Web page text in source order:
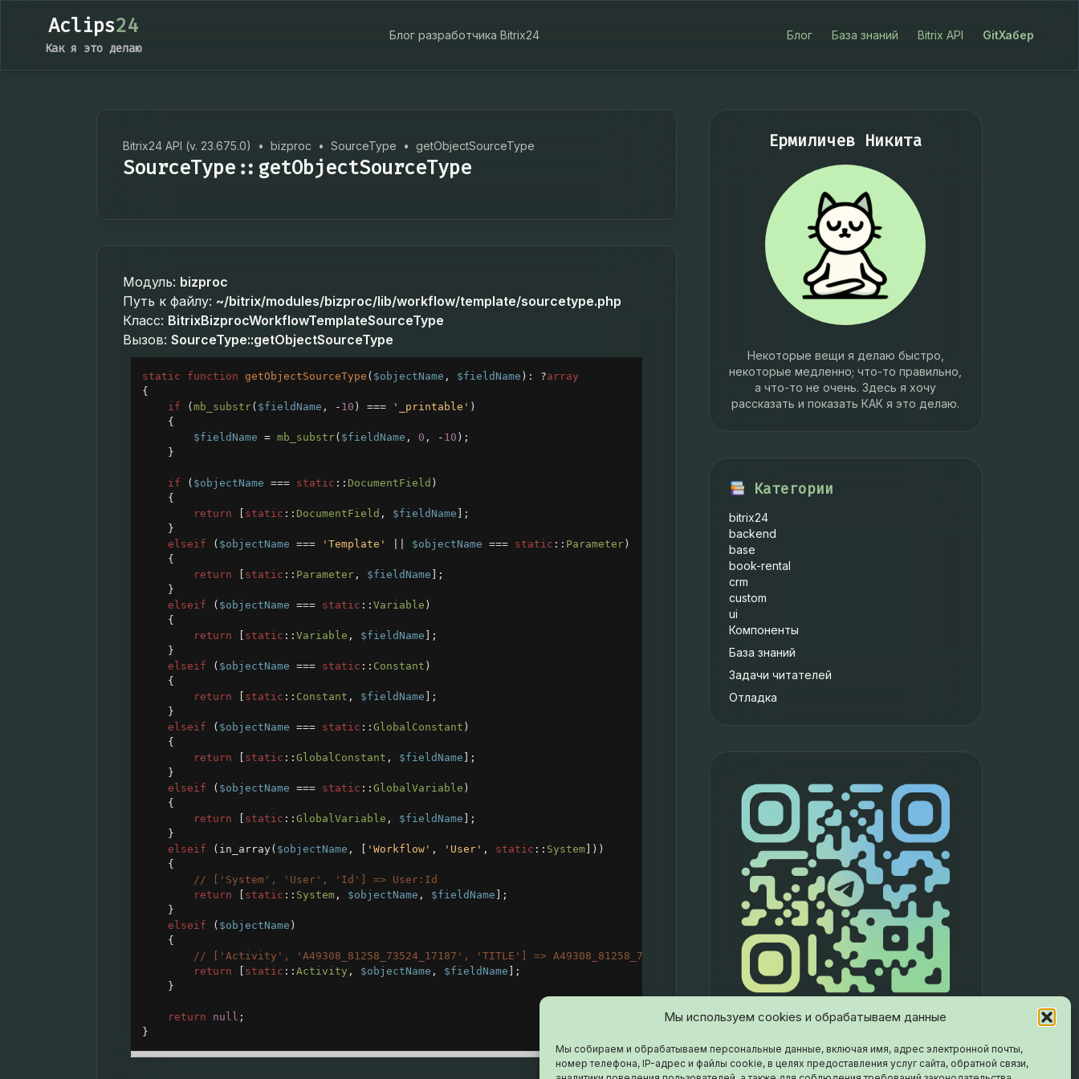
Мы используем cookies и обрабатываем данные
Мы собираем и обрабатываем персональные данные, включая имя, адрес электронной почты,
номер телефона, IP-адрес и файлы cookie, в целях предоставления услуг сайта, обратной связи,
Aclips24
Как я это делаю
Блог разработчика Bitrix24 Блог База знаний Bitrix API GitХабер
Bitrix24 API (v. 23.675.0) • bizproc • SourceType • getObjectSourceType
SourceType::getObjectSourceType
Модуль: bizproc
Путь к файлу: ~/bitrix/modules/bizproc/lib/workflow/template/sourcetype.php
Класс: BitrixBizprocWorkflowTemplateSourceType
Вызов: SourceType::getObjectSourceType
static function getObjectSourceType ( $objectName , $fieldName ): ?array
{
if ( mb_substr( $fieldName , - 10 ) === '_printable' )
{
$fieldName = mb_substr( $fieldName , 0 , - 10 );
}
if ( $objectName === static :: DocumentField )
{
return
static :: DocumentField , $fieldName ];
}
elseif ( $objectName === 'Template' $objectName === static :: Parameter )
{
return
static :: Parameter , $fieldName ];
}
elseif ( $objectName === static :: Variable )
{
return
static :: Variable , $fieldName ];
}
elseif ( $objectName === static :: Constant )
{
return
static :: Constant , $fieldName ];
}
elseif ( $objectName === static :: GlobalConstant )
{
return
static :: GlobalConstant , $fieldName ];
}
elseif ( $objectName === static :: GlobalVariable )
{
return
static :: GlobalVariable , $fieldName ];
}
elseif ( in_array( $objectName , [ 'Workflow' , 'User' , static :: System ]))
{
// ['System', 'User', 'Id'] => User:Id
return
static :: System , $objectName , $fieldName ];
}
elseif ( $objectName )
{
// ['Activity', 'A49308_81258_73524_17187', 'TITLE'] => A49308_81258_73524_17187:TITLE
return
static :: Activity , $objectName , $fieldName ];
}
return null ;
}
Ермиличев Никита
Некоторые вещи я делаю быстро,
некоторые медленно; что-то правильно,
а что-то не очень. Здесь я хочу
рассказать и показать КАК я это делаю.
Категории
bitrix24
backend
base
book-rental
crm
custom
ui
Компоненты
База знаний
Задачи читателей
Отладка